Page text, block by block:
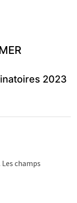
2023
Les champs